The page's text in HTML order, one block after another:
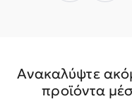
Ανακαλύψτε
προϊόντα